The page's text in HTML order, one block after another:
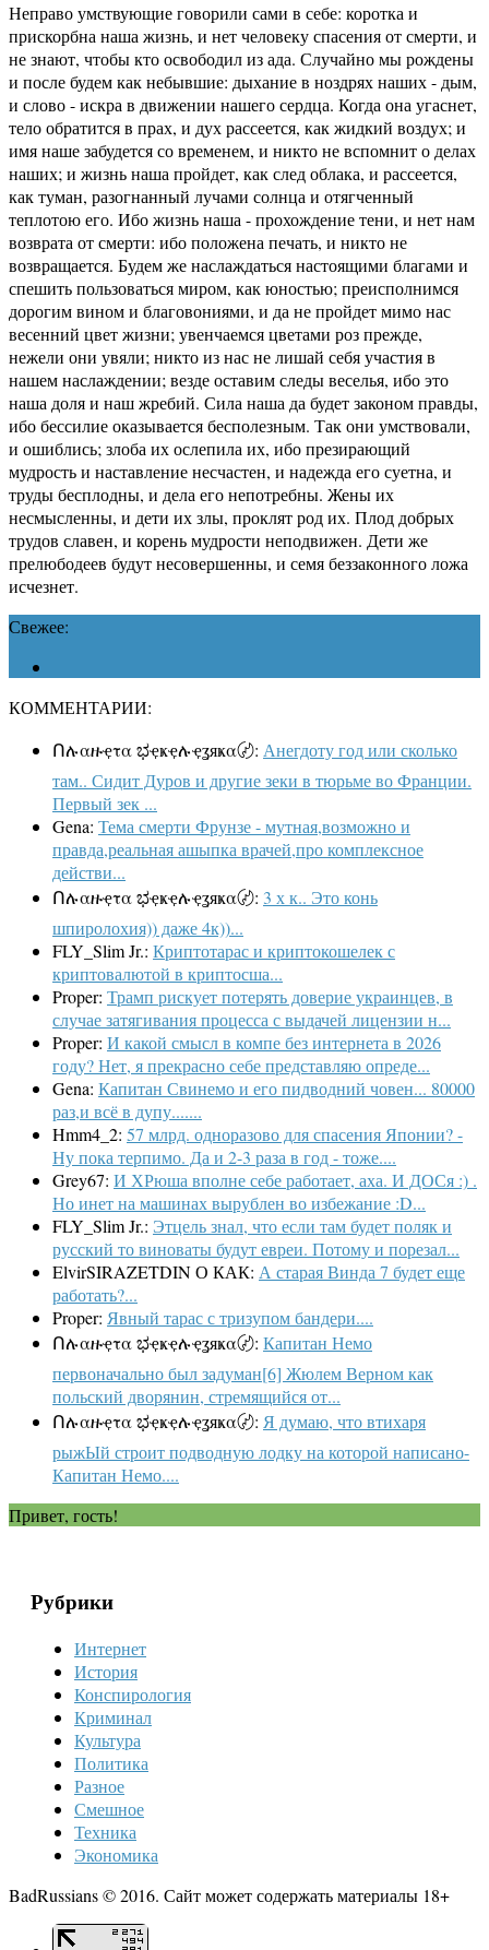
Неправо умствующие говорили сами в себе: коротка и
прискорбна наша жизнь, и нет человеку спасения от смерти, и
не знают, чтобы кто освободил из ада. Случайно мы рождены
и после будем как небывшие: дыхание в ноздрях наших - дым,
и слово - искра в движении нашего сердца. Когда она угаснет,
тело обратится в прах, и дух рассеется, как жидкий воздух; и
имя наше забудется со временем, и никто не вспомнит о делах
наших; и жизнь наша пройдет, как след облака, и рассеется,
как туман, разогнанный лучами солнца и отягченный
теплотою его. Ибо жизнь наша - прохождение тени, и нет нам
возврата от смерти: ибо положена печать, и никто не
возвращается. Будем же наслаждаться настоящими благами и
спешить пользоваться миром, как юностью; преисполнимся
дорогим вином и благовониями, и да не пройдет мимо нас
весенний цвет жизни; увенчаемся цветами роз прежде,
нежели они увяли; никто из нас не лишай себя участия в
нашем наслаждении; везде оставим следы веселья, ибо это
наша доля и наш жребий. Сила наша да будет законом правды,
ибо бессилие оказывается бесполезным. Так они умствовали,
и ошиблись; злоба их ослепила их, ибо презирающий
мудрость и наставление несчастен, и надежда его суетна, и
труды бесплодны, и дела его непотребны. Жены их
несмысленны, и дети их злы, проклят род их. Плод добрых
трудов славен, и корень мудрости неподвижен. Дети же
прелюбодеев будут несовершенны, и семя беззаконного ложа
исчезнет.
Свежее:
КОММЕНТАРИИ:
Ոሉαዙҿτα ಭҿҝҿሉҿʓяҝα〄: Анегдоту год или сколько
там.. Сидит Дуров и другие зеки в тюрьме во Франции.
Первый зек ...
Gena: Тема смерти Фрунзе - мутная,возможно и
правда,реальная ашыпка врачей,про комплексное
действи...
Ոሉαዙҿτα ಭҿҝҿሉҿʓяҝα〄: 3 х к.. Это конь
шпиролохия)) даже 4к))...
FLY_Slim Jr.: Криптотарас и криптокошелек с
криптовалютой в криптосша...
Proper: Трамп рискует потерять доверие украинцев, в
случае затягивания процесса с выдачей лицензии н...
Proper: И какой смысл в компе без интернета в 2026
году? Нет, я прекрасно себе представляю опреде...
Gena: Капитан Свинемо и его пидводний човен... 80000
раз,и всё в дупу.......
Hmm4_2: 57 млрд. одноразово для спасения Японии? -
Ну пока терпимо. Да и 2-3 раза в год - тоже....
Grey67: И ХРюша вполне себе работает, аха. И ДОСя :) .
Но инет на машинах вырублен во избежание :D...
FLY_Slim Jr.: Этцель знал, что если там будет поляк и
русский то виноваты будут евреи. Потому и порезал...
ElvirSIRAZETDIN О КАК: А старая Винда 7 будет еще
работать?...
Proper: Явный тарас с тризупом бандери....
Ոሉαዙҿτα ಭҿҝҿሉҿʓяҝα〄: Капитан Немо
первоначально был задуман[6] Жюлем Верном как
польский дворянин, стремящийся от...
Ոሉαዙҿτα ಭҿҝҿሉҿʓяҝα〄: Я думаю, что втихаря
рыжЫй строит подводную лодку на которой написано-
Капитан Немо....
Привет, гость!
Рубрики
Интернет
История
Конспирология
Криминал
Культура
Политика
Разное
Смешное
Техника
Экономика
BadRussians © 2016. Сайт может содержать материалы 18+